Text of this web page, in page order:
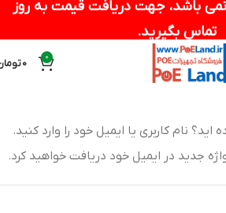
0
0
اید؟ نام کاربری یا ایمیل خود را وارد کنید.
جدید در ایمیل خود دریافت خواهید کرد.
باشد، جهت دریافت قیمت به روز
تماس بگیرید.